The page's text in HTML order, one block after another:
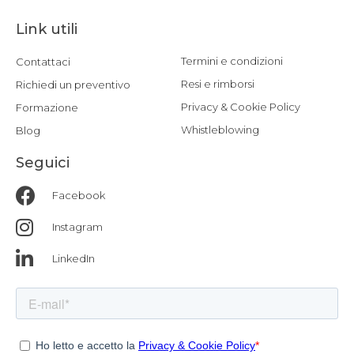
Link utili
Contattaci
Richiedi un preventivo
Formazione
Blog
Termini e condizioni
Resi e rimborsi
Privacy & Cookie Policy
Whistleblowing
Seguici
Facebook
Instagram
LinkedIn